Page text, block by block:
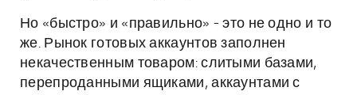
Но «быстро» и «правильно» - это не одно и то
же. Рынок готовых аккаунтов заполнен
некачественным товаром: слитыми базами,
перепроданными ящиками, аккаунтами с